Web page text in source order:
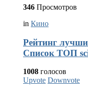
346 Просмотров
in Кино
Рейтинг
Список ТОП
1008 голосов
Upvote Downvote